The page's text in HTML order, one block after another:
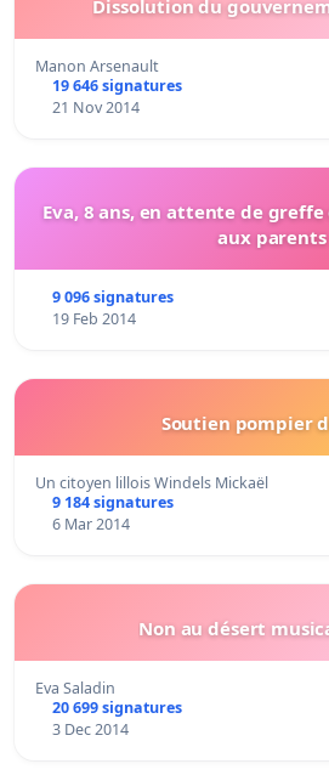
Dissolution du
Manon Arsenault
19 646 signatures
21 Nov 2014
Eva, 8 ans, en attente de
aux parents
9 096 signatures
19 Feb 2014
Soutien pompier
Un citoyen lillois Windels Mickaël
9 184 signatures
6 Mar 2014
Non au désert
Eva Saladin
20 699 signatures
3 Dec 2014